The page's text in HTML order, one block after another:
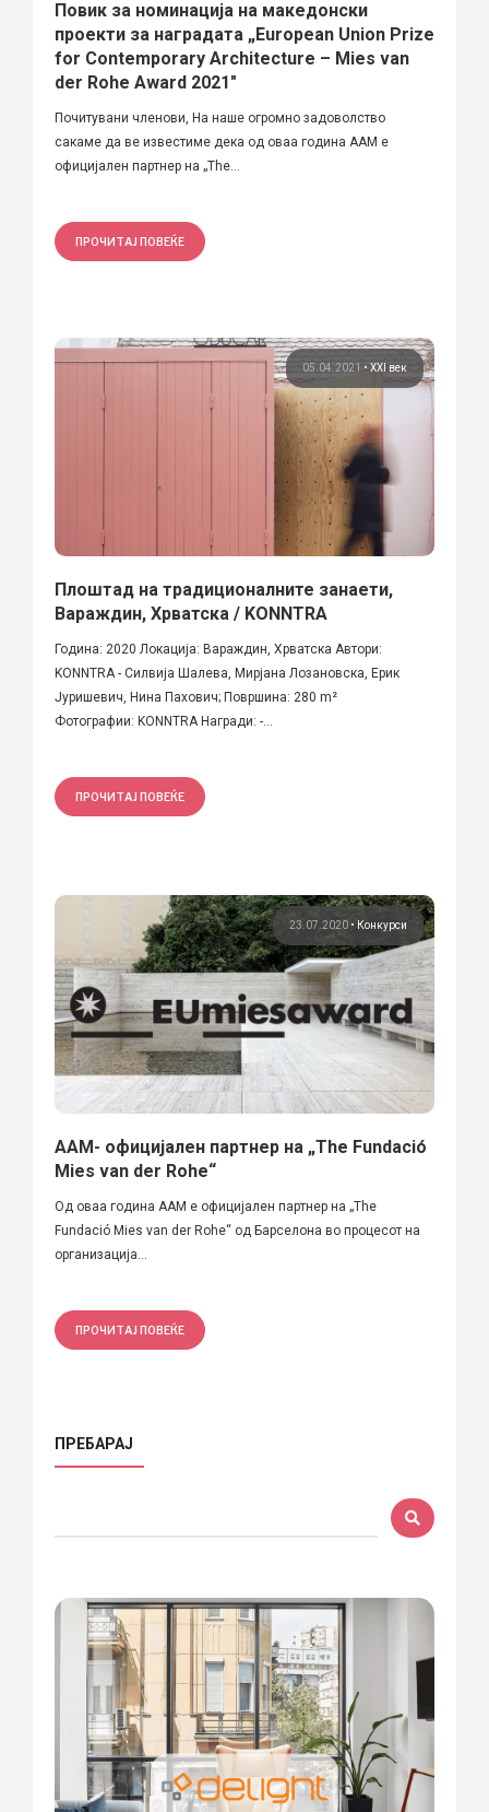
Повик за номинација на македонски
проекти за наградата „European Union Prize
for Contemporary Architecture – Mies van
der Rohe Award 2021″
Почитувани членови, На наше огромно задоволство
сакаме да ве известиме дека од оваа година ААМ е
официјален партнер на „The...
ПРОЧИТАЈ ПОВЕЌЕ
05.04.2021 • XXI век
Плоштад на традиционалните занаети,
Вараждин, Хрватска / KONNTRA
Година: 2020 Локација: Вараждин, Хрватска Автори:
KONNTRA - Силвија Шалева, Мирјана Лозановска, Ерик
Јуришевич, Нина Пахович; Површина: 280 m²
Фотографии: KONNTRA Награди: -...
ПРОЧИТАЈ ПОВЕЌЕ
23.07.2020 • Конкурси
ААМ- официјален партнер на „The Fundació
Mies van der Rohe“
Oд оваа година ААМ е официјален партнер на „The
Fundació Mies van der Rohe“ од Барселона во процесот на
организација...
ПРОЧИТАЈ ПОВЕЌЕ
ПРЕБАРАЈ